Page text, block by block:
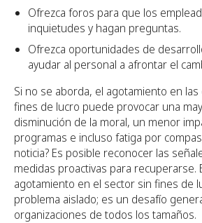
Ofrezca foros para que los
inquietudes y hagan preguntas.
Ofrezca oportunidades de
ayudar al personal a afrontar el
Si no se aborda, el agotamiento en
fines de lucro puede provocar una
disminución de la moral, un menor
programas e incluso fatiga por
noticia? Es posible reconocer las
medidas proactivas para recuperarse.
agotamiento en el sector sin fines de
problema aislado; es un desafío
organizaciones de todos los tamaños.